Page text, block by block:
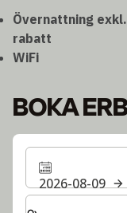
Övernattning
rabatt
WiFi
BOKA
2026-08-09
Välj antal rum